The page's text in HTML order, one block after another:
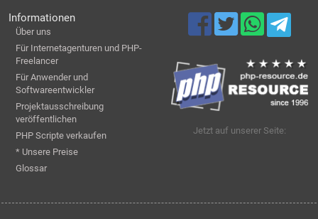
Informationen
Über uns
Für Internetagenturen und PHP-
Freelancer
Für Anwender und
Softwareentwickler
Projektausschreibung
veröffentlichen
PHP Scripte verkaufen
* Unsere Preise
Glossar
Jetzt auf unserer Seite: